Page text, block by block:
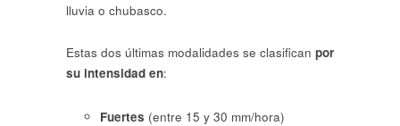
lluvia o chubasco.
Estas dos últimas modalidades se clasifican por
su intensidad en:
Fuertes (entre 15 y 30 mm/hora)